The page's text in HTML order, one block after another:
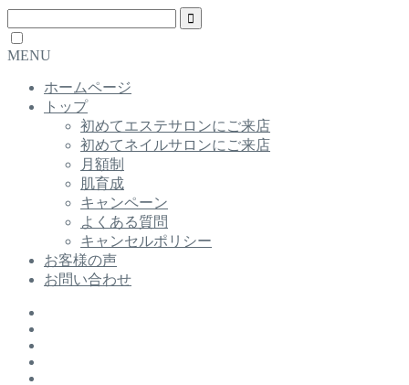
MENU
ホームページ
トップ
初めてエステサロンにご来店
初めてネイルサロンにご来店
月額制
肌育成
キャンペーン
よくある質問
キャンセルポリシー
お客様の声
お問い合わせ